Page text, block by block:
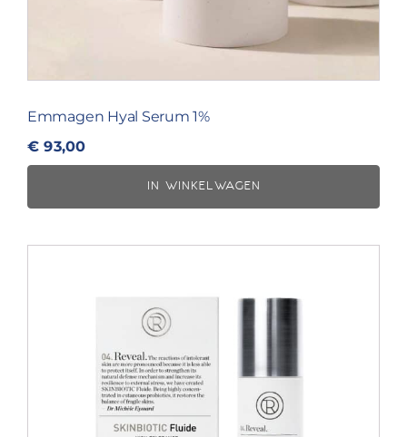
Emmagen Hyal Serum 1%
€ 93,00
IN WINKELWAGEN